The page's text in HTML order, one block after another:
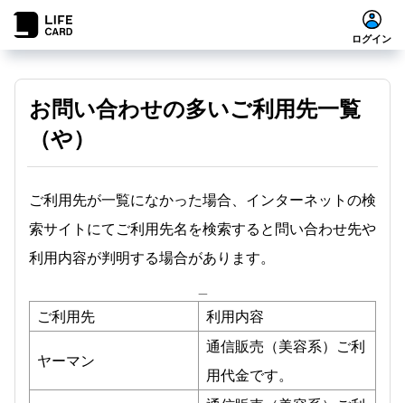
ログイン
お問い合わせの多いご利用先一覧
（や）
ご利用先が一覧になかった場合、インターネットの検
索サイトにてご利用先名を検索すると問い合わせ先や
利用内容が判明する場合があります。
ご利用先
利用内容
ヤーマン
通信販売（美容系）ご利
用代金です。